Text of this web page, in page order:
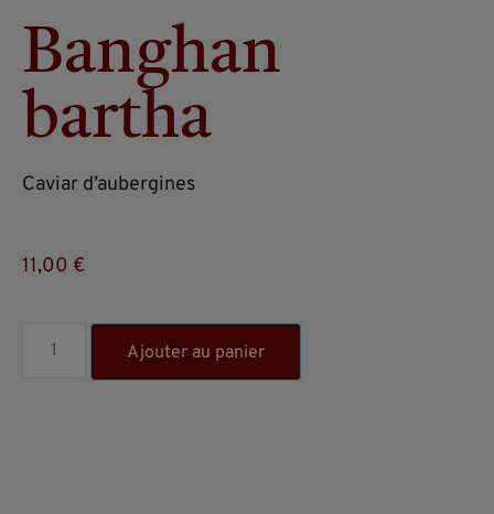
Banghan
bartha
Caviar d’aubergines
11,00 €
Ajouter au panier